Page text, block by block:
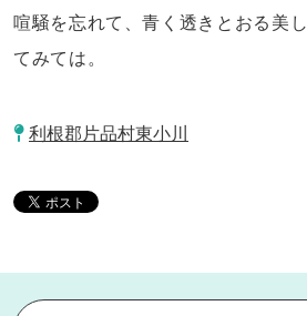
喧騒を忘れて、青く透きとおる美
てみては。
利根郡片品村東小川